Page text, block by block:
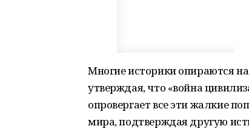
Многие историки опираются
утверждая, что «война
опровергает все эти жалкие
мира, подтверждая другую